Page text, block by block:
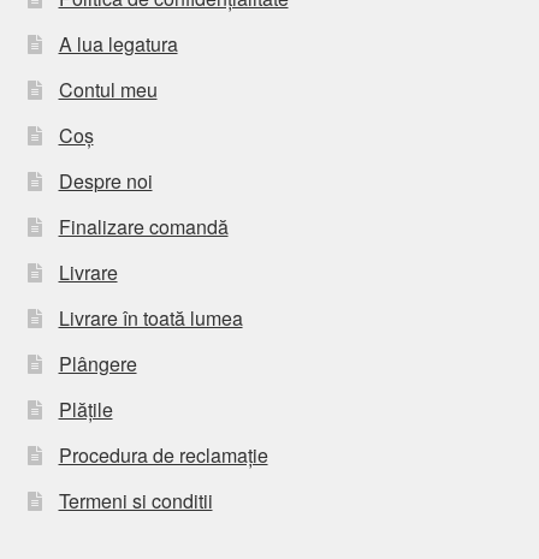
A lua legatura
Contul meu
Coș
Despre noi
Finalizare comandă
Livrare
Livrare în toată lumea
Plângere
Plățile
Procedura de reclamație
Termeni si conditii